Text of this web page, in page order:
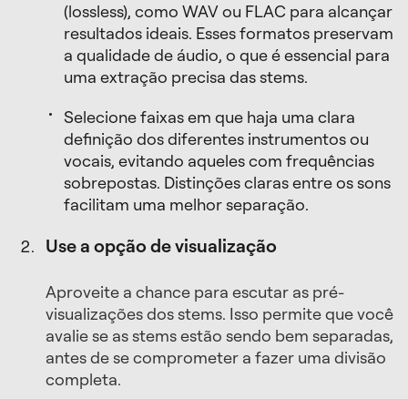
(lossless), como WAV ou FLAC para alcançar
resultados ideais. Esses formatos preservam
a qualidade de áudio, o que é essencial para
uma extração precisa das stems.
Selecione faixas em que haja uma clara
definição dos diferentes instrumentos ou
vocais, evitando aqueles com frequências
sobrepostas. Distinções claras entre os sons
facilitam uma melhor separação.
Use a opção de visualização
Aproveite a chance para escutar as pré-
visualizações dos stems. Isso permite que você
avalie se as stems estão sendo bem separadas,
antes de se comprometer a fazer uma divisão
completa.